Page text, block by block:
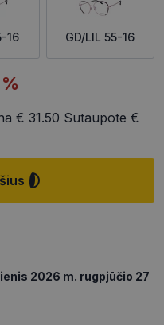
16 GD/LIL 55-16
€ 31.50 Sutaupote €
2026 m. rugpjūčio 27